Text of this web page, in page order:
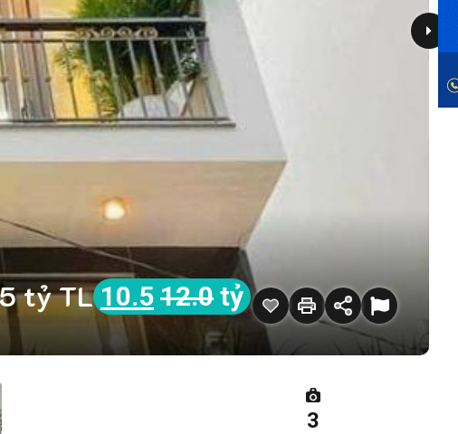
tỷ TL 10.5 12.0 tỷ
3